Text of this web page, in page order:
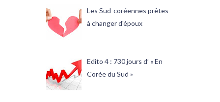
Les Sud-coréennes prêtes
à changer d'époux
Edito 4 : 730 jours d’ « En
Corée du Sud »